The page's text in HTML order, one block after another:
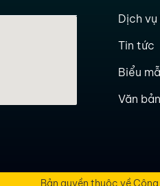
Dịch
Tin tức
Biểu
Văn bản
Bản quyền thuộc về